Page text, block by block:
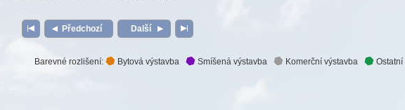
Předchozí Další
Barevné rozlišení: Bytová výstavba Smíšená výstavba Komerční výstavba Ostatní